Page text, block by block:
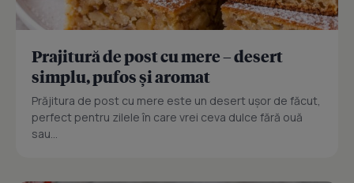
Prajitură de post cu mere – desert
simplu, pufos și aromat
Prăjitura de post cu mere este un desert ușor de făcut,
perfect pentru zilele în care vrei ceva dulce fără ouă
sau...